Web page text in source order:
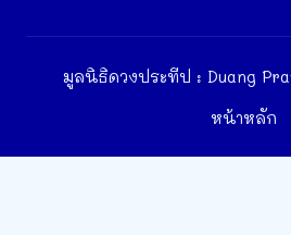
มูลนิธิดวงประทีป : Duang
หน้าหลัก